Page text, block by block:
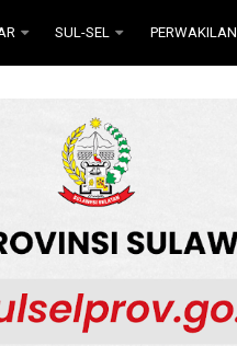
SUL-SEL PERWAKILAN